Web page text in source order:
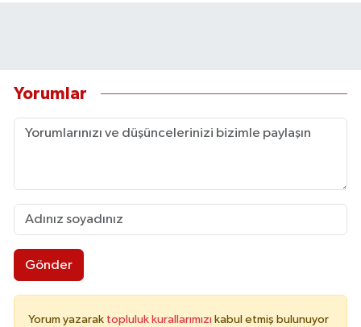
Yorumlar
Gönder
Yorum yazarak topluluk kurallarımızı kabul etmiş bulunuyor